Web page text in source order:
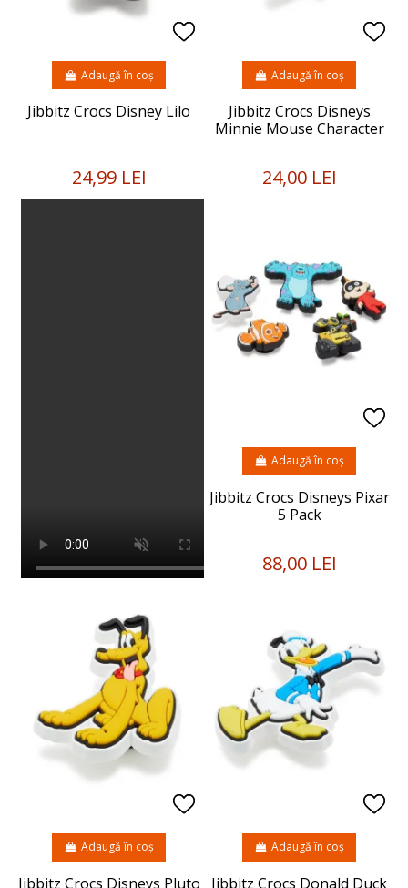
Jibbitz Crocs Disney Lilo
24,99 LEI
Adaugă în coș
Jibbitz Crocs Disneys
Minnie Mouse Character
24,00 LEI
Adaugă în coș
Jibbitz Crocs Disneys Pixar
5 Pack
88,00 LEI
Adaugă în coș
Jibbitz Crocs Disneys Pluto
Adaugă în coș
Jibbitz Crocs Donald Duck
Adaugă în coș